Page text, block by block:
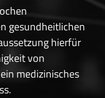
gesundheitlichen
hierfür
von
medizinisches